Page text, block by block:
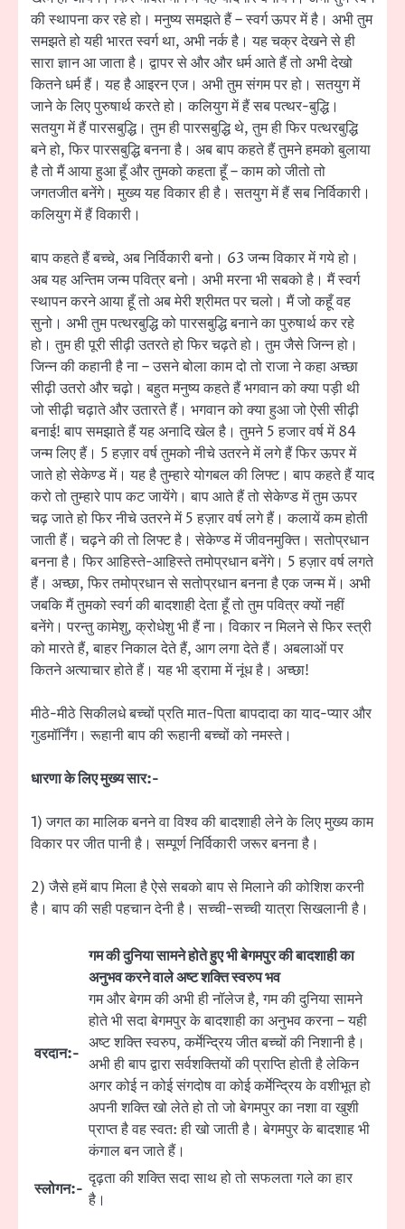
की स्थापना कर रहे हो। मनुष्य समझते हैं – स्वर्ग ऊपर में है। अभी तुम
समझते हो यही भारत स्वर्ग था, अभी नर्क है। यह चक्र देखने से ही
सारा ज्ञान आ जाता है। द्वापर से और और धर्म आते हैं तो अभी देखो
कितने धर्म हैं। यह है आइरन एज। अभी तुम संगम पर हो। सतयुग में
जाने के लिए पुरुषार्थ करते हो। कलियुग में हैं सब पत्थर-बुद्धि।
सतयुग में हैं पारसबुद्धि। तुम ही पारसबुद्धि थे, तुम ही फिर पत्थरबुद्धि
बने हो, फिर पारसबुद्धि बनना है। अब बाप कहते हैं तुमने हमको बुलाया
है तो मैं आया हुआ हूँ और तुमको कहता हूँ – काम को जीतो तो
जगतजीत बनेंगे। मुख्य यह विकार ही है। सतयुग में हैं सब निर्विकारी।
कलियुग में हैं विकारी।
बाप कहते हैं बच्चे, अब निर्विकारी बनो। 63 जन्म विकार में गये हो।
अब यह अन्तिम जन्म पवित्र बनो। अभी मरना भी सबको है। मैं स्वर्ग
स्थापन करने आया हूँ तो अब मेरी श्रीमत पर चलो। मैं जो कहूँ वह
सुनो। अभी तुम पत्थरबुद्धि को पारसबुद्धि बनाने का पुरुषार्थ कर रहे
हो। तुम ही पूरी सीढ़ी उतरते हो फिर चढ़ते हो। तुम जैसे जिन्न हो।
जिन्न की कहानी है ना – उसने बोला काम दो तो राजा ने कहा अच्छा
सीढ़ी उतरो और चढ़ो। बहुत मनुष्य कहते हैं भगवान को क्या पड़ी थी
जो सीढ़ी चढ़ाते और उतारते हैं। भगवान को क्या हुआ जो ऐसी सीढ़ी
बनाई! बाप समझाते हैं यह अनादि खेल है। तुमने 5 हजार वर्ष में 84
जन्म लिए हैं। 5 हज़ार वर्ष तुमको नीचे उतरने में लगे हैं फिर ऊपर में
जाते हो सेकेण्ड में। यह है तुम्हारे योगबल की लिफ्ट। बाप कहते हैं याद
करो तो तुम्हारे पाप कट जायेंगे। बाप आते हैं तो सेकेण्ड में तुम ऊपर
चढ़ जाते हो फिर नीचे उतरने में 5 हज़ार वर्ष लगे हैं। कलायें कम होती
जाती हैं। चढ़ने की तो लिफ्ट है। सेकेण्ड में जीवनमुक्ति। सतोप्रधान
बनना है। फिर आहिस्ते-आहिस्ते तमोप्रधान बनेंगे। 5 हज़ार वर्ष लगते
हैं। अच्छा, फिर तमोप्रधान से सतोप्रधान बनना है एक जन्म में। अभी
जबकि मैं तुमको स्वर्ग की बादशाही देता हूँ तो तुम पवित्र क्यों नहीं
बनेंगे। परन्तु कामेशु, क्रोधेशु भी हैं ना। विकार न मिलने से फिर स्त्री
को मारते हैं, बाहर निकाल देते हैं, आग लगा देते हैं। अबलाओं पर
कितने अत्याचार होते हैं। यह भी ड्रामा में नूंध है। अच्छा!
मीठे-मीठे सिकीलधे बच्चों प्रति मात-पिता बापदादा का याद-प्यार और
गुडमॉर्निंग। रूहानी बाप की रूहानी बच्चों को नमस्ते।
धारणा के लिए मुख्य सार:-
1) जगत का मालिक बनने वा विश्व की बादशाही लेने के लिए मुख्य काम
विकार पर जीत पानी है। सम्पूर्ण निर्विकारी जरूर बनना है।
2) जैसे हमें बाप मिला है ऐसे सबको बाप से मिलाने की कोशिश करनी
है। बाप की सही पहचान देनी है। सच्ची-सच्ची यात्रा सिखलानी है।
वरदान:-
गम की दुनिया सामने होते हुए भी बेगमपुर की बादशाही का
अनुभव करने वाले अष्ट शक्ति स्वरुप भव
गम और बेगम की अभी ही नॉलेज है, गम की दुनिया सामने
होते भी सदा बेगमपुर के बादशाही का अनुभव करना – यही
अष्ट शक्ति स्वरुप, कर्मेन्द्रिय जीत बच्चों की निशानी है।
अभी ही बाप द्वारा सर्वशक्तियों की प्राप्ति होती है लेकिन
अगर कोई न कोई संगदोष वा कोई कर्मेन्द्रिय के वशीभूत हो
अपनी शक्ति खो लेते हो तो जो बेगमपुर का नशा वा खुशी
प्राप्त है वह स्वत: ही खो जाती है। बेगमपुर के बादशाह भी
कंगाल बन जाते हैं।
स्लोगन:-
दृढ़ता की शक्ति सदा साथ हो तो सफलता गले का हार
है।